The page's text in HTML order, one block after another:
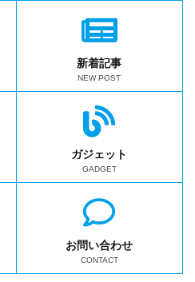
新着記事
NEW POST
ガジェット
GADGET
お問い合わせ
CONTACT